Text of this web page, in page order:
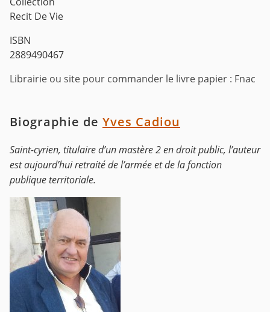
Recit De Vie
ISBN
2889490467
Librairie ou site pour commander le livre papier : Fnac
Biographie de Yves Cadiou
Saint-cyrien, titulaire d’un mastère 2 en droit public, l’auteur
est aujourd’hui retraité de l’armée et de la fonction
publique territoriale.